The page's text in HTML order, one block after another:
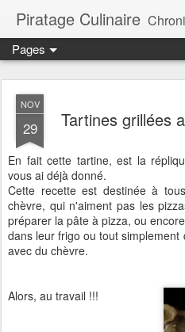
Piratage Culinaire
Pages
NOV
29 Tartines grillées
En fait cette tartine, est la
vous ai déjà donné.
Cette recette est destinée à
chèvre, qui n'aiment pas les
préparer la pâte à pizza, ou
dans leur frigo ou tout
avec du chèvre.
Alors, au travail !!!